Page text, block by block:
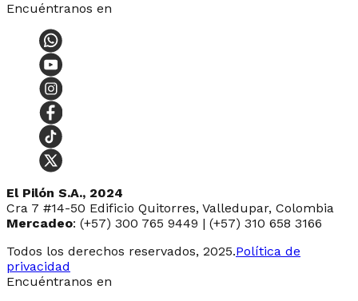
Encuéntranos en
El Pilón S.A., 2024
Cra 7 #14-50 Edificio Quitorres, Valledupar, Colombia
Mercadeo: (+57) 300 765 9449 | (+57) 310 658 3166
Todos los derechos reservados, 2025.Política de
privacidad
Encuéntranos en